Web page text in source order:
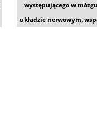
występującego w
układzie nerwowym,